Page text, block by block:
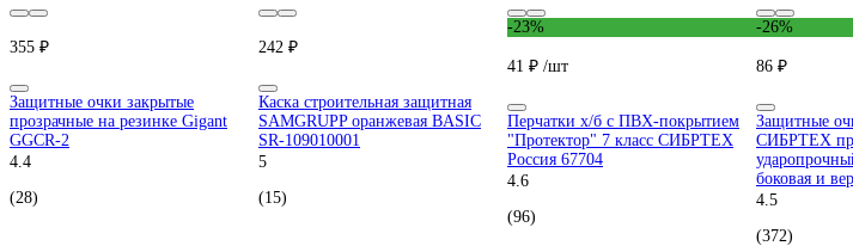
355 ₽
Защитные очки закрытые
прозрачные на резинке Gigant
GGСR-2
4.4
(28)
242 ₽
Каска строительная защитная
SAMGRUPP оранжевая BASIC
SR-109010001
5
(15)
-23%
41 ₽ /шт
Перчатки х/б с ПВХ-покрытием
"Протектор" 7 класс СИБРТЕХ
Россия 67704
4.6
(96)
-26%
86 ₽
Защитные
СИБРТЕХ
боковая и
4.5
(372)